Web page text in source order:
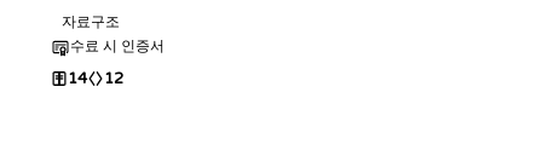
자료구조
수료 시 인증서
14 12